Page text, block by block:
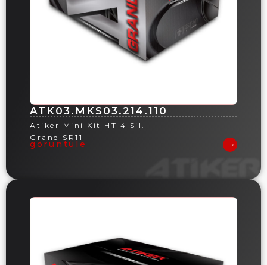
ATK03.MKS03.214.110
Atiker Mini Kit HT 4 Sil.
Grand SR11
görüntüle